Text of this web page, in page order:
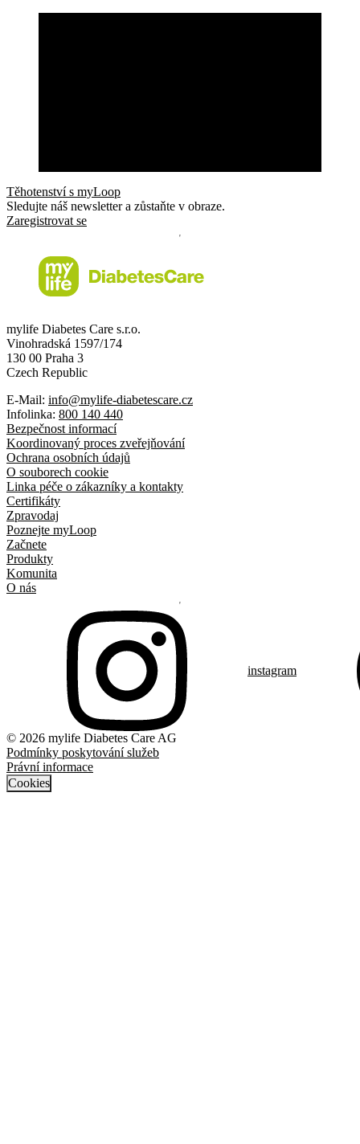
Těhotenství s myLoop
Sledujte náš newsletter a zůstaňte v obraze.
Zaregistrovat se
mylife Diabetes Care s.r.o.
Vinohradská 1597/174
130 00 Praha 3
Czech Republic
E-Mail: info@mylife-diabetescare.cz
Infolinka: 800 140 440
Bezpečnost informací
Koordinovaný proces zveřejňování
Ochrana osobních údajů
O souborech cookie
Linka péče o zákazníky a kontakty
Certifikáty
Zpravodaj
Poznejte myLoop
Začnete
Produkty
Komunita
O nás
instagram
© 2026 mylife Diabetes Care AG
Podmínky poskytování služeb
Právní informace
Cookies